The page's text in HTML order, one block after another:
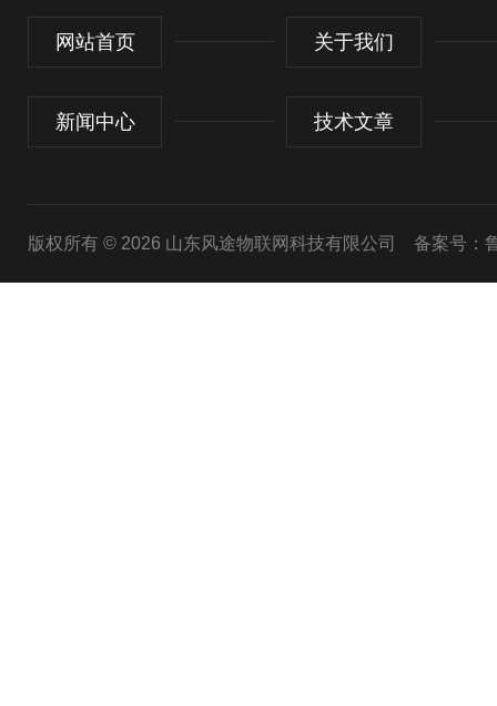
网站首页 关于我们
新闻中心 技术文章
版权所有 © 2026 山东风途物联网科技有限公司 备案号：